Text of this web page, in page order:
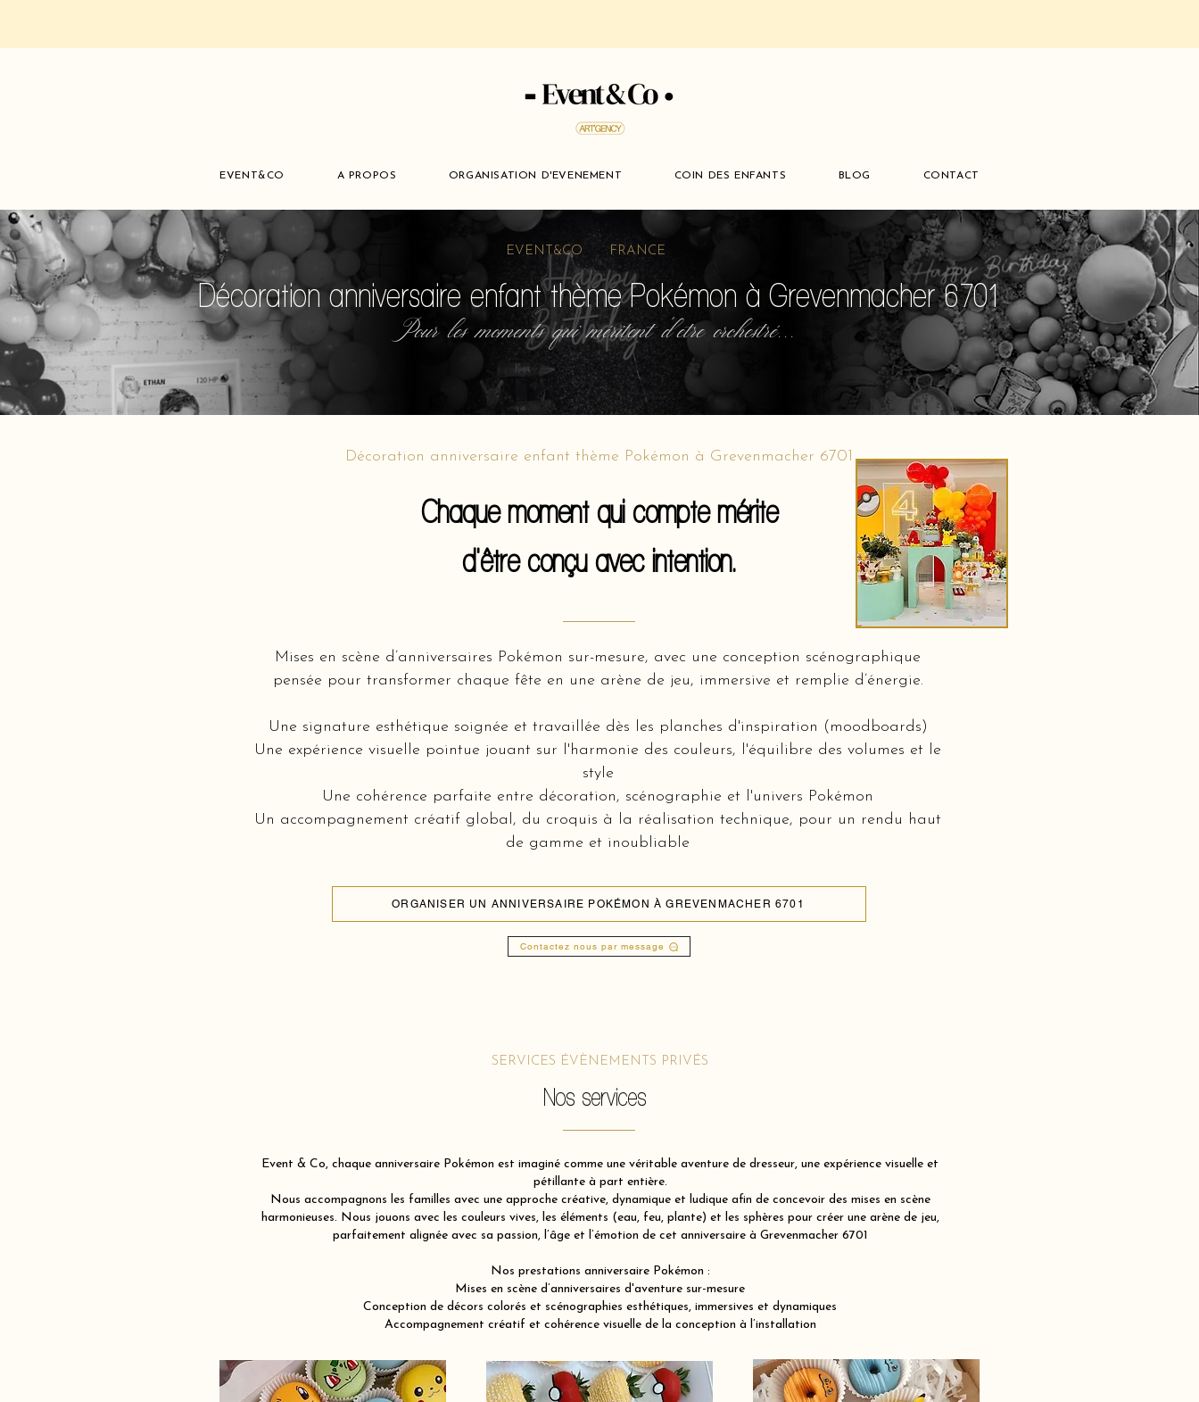
EVENT&CO A PROPOS ORGANISATION D'EVENEMENT COIN DES ENFANTS BLOG CONTACT
EVENT&CO FRANCE
Décoration anniversaire enfant thème Pokémon à Grevenmacher 6701
Pour les moments qui méritent d'etre orchestré...
Décoration anniversaire enfant thème Pokémon à Grevenmacher 6701
Chaque moment qui compte mérite
d'être conçu avec intention.
Mises en scène d’anniversaires Pokémon sur-mesure, avec une conception scénographique
pensée pour transformer chaque fête en une arène de jeu, immersive et remplie d’énergie.
Une signature esthétique soignée et travaillée dès les planches d'inspiration (moodboards)
Une expérience visuelle pointue jouant sur l'harmonie des couleurs, l'équilibre des volumes et le
style
Une cohérence parfaite entre décoration, scénographie et l'univers Pokémon
Un accompagnement créatif global, du croquis à la réalisation technique, pour un rendu haut
de gamme et inoubliable
ORGANISER UN ANNIVERSAIRE POKÉMON À GREVENMACHER 6701
Contactez nous par message
SERVICES ÉVÈNEMENTS PRIVÉS
Nos services
Event & Co, chaque anniversaire Pokémon est imaginé comme une véritable aventure de dresseur, une expérience visuelle et
pétillante à part entière.
Nous accompagnons les familles avec une approche créative, dynamique et ludique afin de concevoir des mises en scène
harmonieuses. Nous jouons avec les couleurs vives, les éléments (eau, feu, plante) et les sphères pour créer une arène de jeu,
parfaitement alignée avec sa passion, l’âge et l’émotion de cet anniversaire à Grevenmacher 6701
Nos prestations anniversaire Pokémon :
Mises en scène d’anniversaires d'aventure sur-mesure
Conception de décors colorés et scénographies esthétiques, immersives et dynamiques
Accompagnement créatif et cohérence visuelle de la conception à l’installation